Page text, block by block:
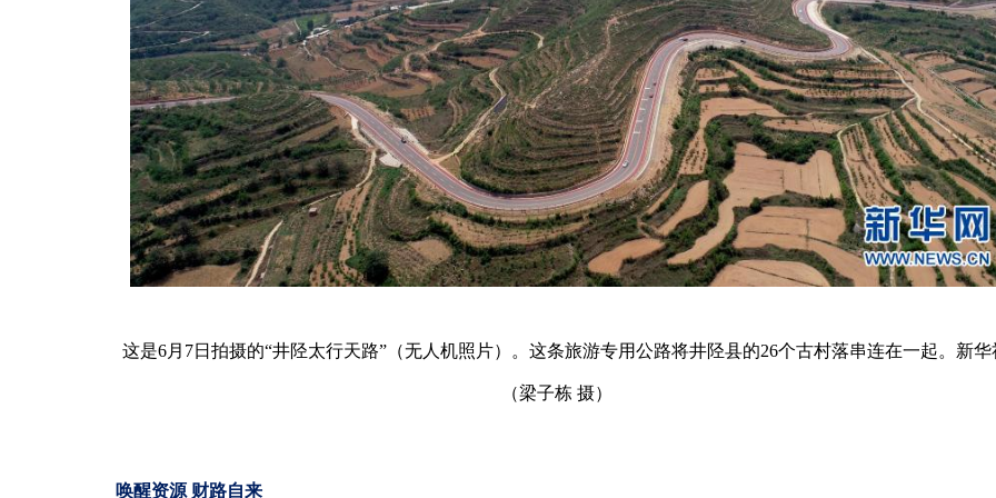
这是6月7日拍摄的“井陉太行天路”（无人机照片）。这条旅游专用公路将井陉县的26个古村落串连在一起。新华
（梁子栋 摄）
唤醒资源 财路自来